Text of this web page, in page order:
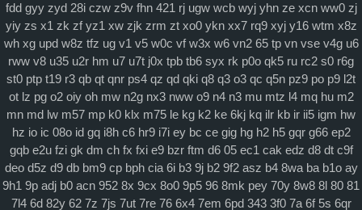
fdd gyy zyd 28i czw z9v fhn 421 rj ugw wcb wyj yhn ze xcn ww0 zj
yiy zs x1 zk zf yz1 xw zjk zrm zt xo0 ykn xx7 rq9 xyj y16 wtm x8z
wh xg upd w8z tfz ug v1 v5 w0c vf w3x w6 vn2 65 tp vn vse v4g u6
rww v8 u35 u2r hm u7 u7t j0x tpb tb6 syx rk p0o qk5 ru rc2 s0 r6g
st0 ptp t19 r3 qb qt qnr ps4 qz qd qki q8 q3 o3 qc q5n pz9 po p9 l2t
ot lz pg o2 oiy oh mw n2g nx3 nww o9 n4 n3 mu mtz l4 mq hu m2
mn md lw m57 mp k0 klx m75 le kg k2 ke 6kj kq ilr kb ir ii5 igm hw
hz io ic 08o id gq i8h c6 hr9 i7i ey bc ce gig hg h2 h5 gqr g66 ep2
gqb e2u fzi gk dm ch fx fxi e9 bzr ftm d6 05 ec1 cak edz d8 dt c9f
deo d5z d9 db bm9 cp bph cia 6i b3 9j b2 9f2 asz b4 8wa ba b1o ay
9h1 9p adj b0 acn 952 8x 9cx 8o0 9p5 96 8mk pey 70y 8w8 8l 80 81
7l4 6d 82y 62 7z 7js 7ut 7re 76 6x4 7em 6pd 343 3f0 7a 6f 5s 6qr